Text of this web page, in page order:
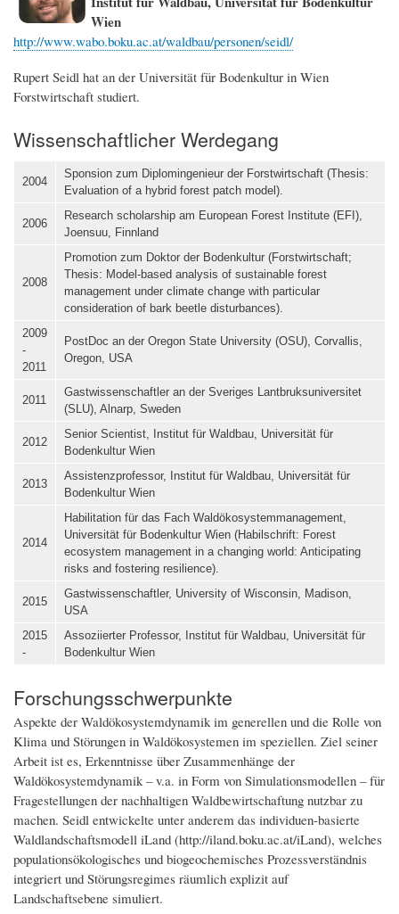
Wien
http://www.wabo.boku.ac.at/waldbau/personen/seidl/
Rupert Seidl hat an der Universität für Bodenkultur in Wien
Forstwirtschaft studiert.
Wissenschaftlicher Werdegang
2004
Sponsion zum Diplomingenieur der Forstwirtschaft (Thesis:
Evaluation of a hybrid forest patch model).
2006
Research scholarship am European Forest Institute (EFI),
Joensuu, Finnland
2008
Promotion zum Doktor der Bodenkultur (Forstwirtschaft;
Thesis: Model-based analysis of sustainable forest
management under climate change with particular
consideration of bark beetle disturbances).
2009
-
2011
PostDoc an der Oregon State University (OSU), Corvallis,
Oregon, USA
2011
Gastwissenschaftler an der Sveriges Lantbruksuniversitet
(SLU), Alnarp, Sweden
2012
Senior Scientist, Institut für Waldbau, Universität für
Bodenkultur Wien
2013
Assistenzprofessor, Institut für Waldbau, Universität für
Bodenkultur Wien
2014
Habilitation für das Fach Waldökosystemmanagement,
Universität für Bodenkultur Wien (Habilschrift: Forest
ecosystem management in a changing world: Anticipating
risks and fostering resilience).
2015
Gastwissenschaftler, University of Wisconsin, Madison,
USA
2015
-
Assoziierter Professor, Institut für Waldbau, Universität für
Bodenkultur Wien
Forschungsschwerpunkte
Aspekte der Waldökosystemdynamik im generellen und die Rolle von
Klima und Störungen in Waldökosystemen im speziellen. Ziel seiner
Arbeit ist es, Erkenntnisse über Zusammenhänge der
Waldökosystemdynamik – v.a. in Form von Simulationsmodellen – für
Fragestellungen der nachhaltigen Waldbewirtschaftung nutzbar zu
machen. Seidl entwickelte unter anderem das individuen-basierte
Waldlandschaftsmodell iLand (http://iland.boku.ac.at/iLand), welches
populationsökologisches und biogeochemisches Prozessverständnis
integriert und Störungsregimes räumlich explizit auf
Landschaftsebene simuliert.